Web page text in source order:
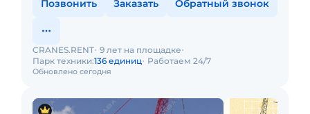
Позвонить Заказать Обратный звонок
Обновлено сегодня
CRANES.RENT 9 лет на площадке
Парк техники:136 единиц Работаем 24/7